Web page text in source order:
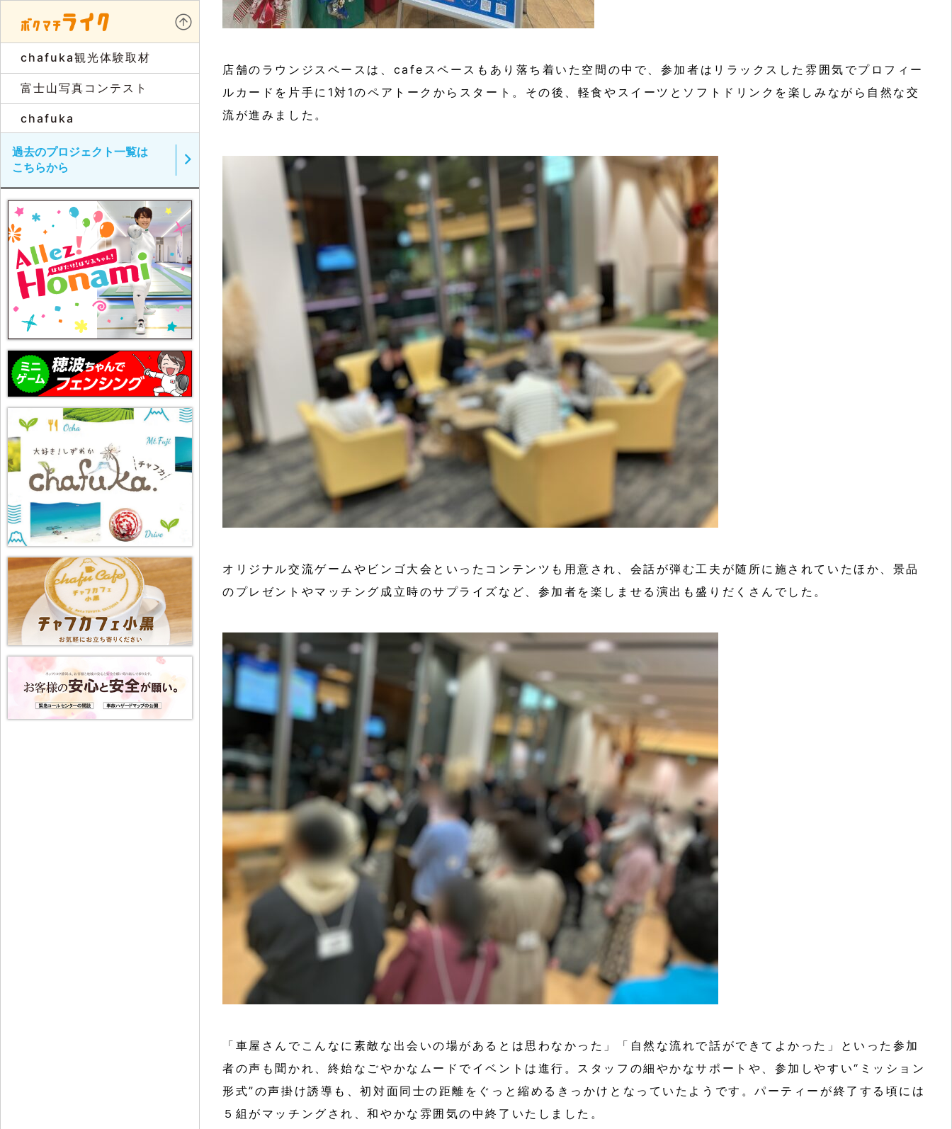
chafuka観光体験取材
富士山写真コンテスト
chafuka
過去のプロジェクト一覧は
こちらから
店舗のラウンジスペースは、cafeスペースもあり落ち着いた空間の中で、参加者はリラックスした雰囲気でプロフィー
ルカードを片手に1対1のペアトークからスタート。その後、軽食やスイーツとソフトドリンクを楽しみながら自然な交
流が進みました。
オリジナル交流ゲームやビンゴ大会といったコンテンツも用意され、会話が弾む工夫が随所に施されていたほか、景品
のプレゼントやマッチング成立時のサプライズなど、参加者を楽しませる演出も盛りだくさんでした。
「車屋さんでこんなに素敵な出会いの場があるとは思わなかった」「自然な流れで話ができてよかった」といった参加
者の声も聞かれ、終始なごやかなムードでイベントは進行。スタッフの細やかなサポートや、参加しやすい“ミッション
形式”の声掛け誘導も、初対面同士の距離をぐっと縮めるきっかけとなっていたようです。パーティーが終了する頃には
５組がマッチングされ、和やかな雰囲気の中終了いたしました。